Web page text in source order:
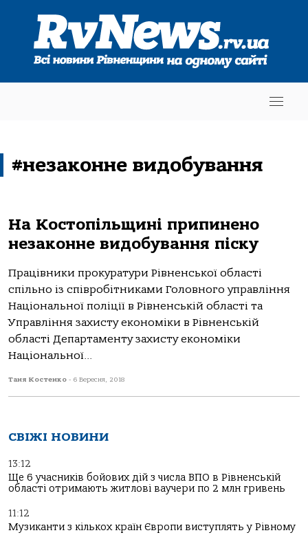
#незаконне видобування
На Костопільщині припинено
незаконне видобування піску
Працівники прокуратури Рівненської області
спільно із співробітниками Головного управління
Національної поліції в Рівненській області та
Управління захисту економіки в Рівненській
області Департаменту захисту економіки
Національної...
Таня Костенко - 6 Вересня, 2018
СВІЖІ НОВИНИ
13:12
Ще 6 учасників бойових дій з числа ВПО в Рівненській
області отримають житлові ваучери по 2 млн гривень
11:12
Музиканти з кількох країн Європи виступлять у Рівному